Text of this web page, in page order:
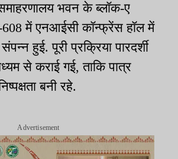
भवन के ब्लॉक-ए
608 में एनआईसी कॉन्फ्रेंस हॉल में
हुई. पूरी प्रक्रिया पारदर्शी
से कराई गई, ताकि पात्र
बनी रहे.
Advertisement